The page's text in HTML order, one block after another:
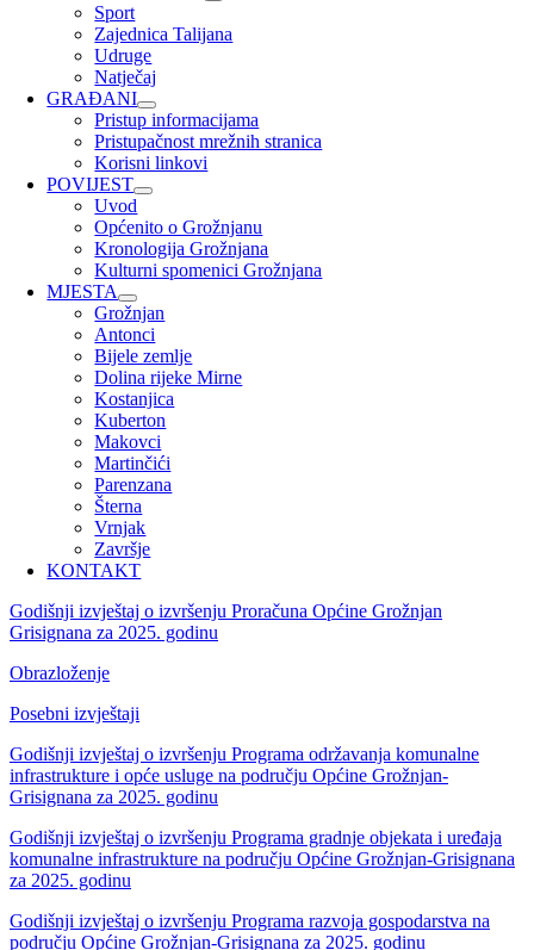
Sport
Zajednica Talijana
Udruge
Natječaj
GRAĐANI
Pristup informacijama
Pristupačnost mrežnih stranica
Korisni linkovi
POVIJEST
Uvod
Općenito o Grožnjanu
Kronologija Grožnjana
Kulturni spomenici Grožnjana
MJESTA
Grožnjan
Antonci
Bijele zemlje
Dolina rijeke Mirne
Kostanjica
Kuberton
Makovci
Martinčići
Parenzana
Šterna
Vrnjak
Završje
KONTAKT
Godišnji izvještaj o izvršenju Proračuna Općine Grožnjan
Grisignana za 2025. godinu
Obrazloženje
Posebni izvještaji
Godišnji izvještaj o izvršenju Programa održavanja komunalne
infrastrukture i opće usluge na području Općine Grožnjan-
Grisignana za 2025. godinu
Godišnji izvještaj o izvršenju Programa gradnje objekata i uređaja
komunalne infrastrukture na području Općine Grožnjan-Grisignana
za 2025. godinu
Godišnji izvještaj o izvršenju Programa razvoja gospodarstva na
području Općine Grožnjan-Grisignana za 2025. godinu